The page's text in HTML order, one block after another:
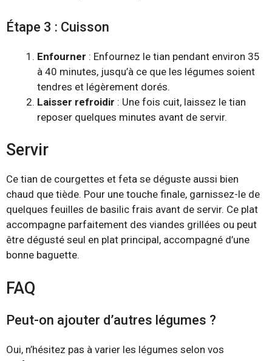
Étape 3 : Cuisson
Enfourner : Enfournez le tian pendant environ 35
à 40 minutes, jusqu’à ce que les légumes soient
tendres et légèrement dorés.
Laisser refroidir : Une fois cuit, laissez le tian
reposer quelques minutes avant de servir.
Servir
Ce tian de courgettes et feta se déguste aussi bien
chaud que tiède. Pour une touche finale, garnissez-le de
quelques feuilles de basilic frais avant de servir. Ce plat
accompagne parfaitement des viandes grillées ou peut
être dégusté seul en plat principal, accompagné d’une
bonne baguette.
FAQ
Peut-on ajouter d’autres légumes ?
Oui, n’hésitez pas à varier les légumes selon vos